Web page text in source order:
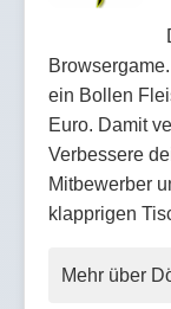
ein Bollen
Euro. Damit
Verbessere
Mitbewerber
klapprigen
Mehr über